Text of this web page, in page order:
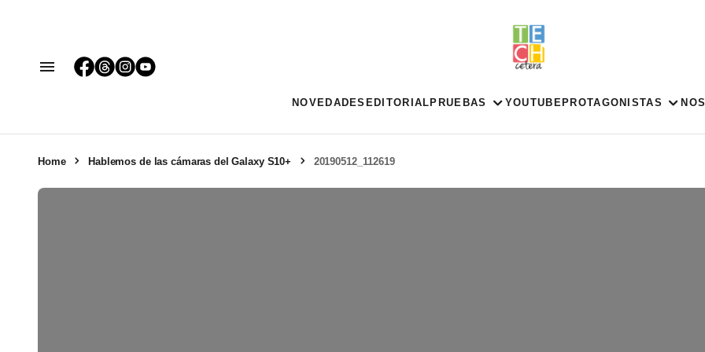
NOVEDADES EDITORIAL PRUEBAS YOUTUBE PROTAGONISTAS
Home Hablemos de las cámaras del Galaxy S10+ 20190512_112619